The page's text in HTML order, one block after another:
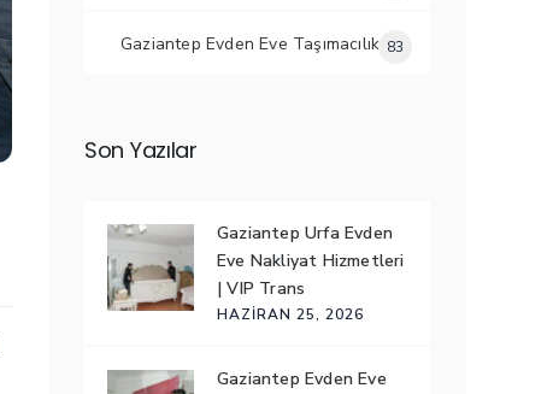
Gaziantep Evden Eve Taşımacılık 83
Son Yazılar
Gaziantep Urfa Evden
Eve Nakliyat Hizmetleri
| VIP Trans
HAZIRAN 25, 2026
Gaziantep Evden Eve